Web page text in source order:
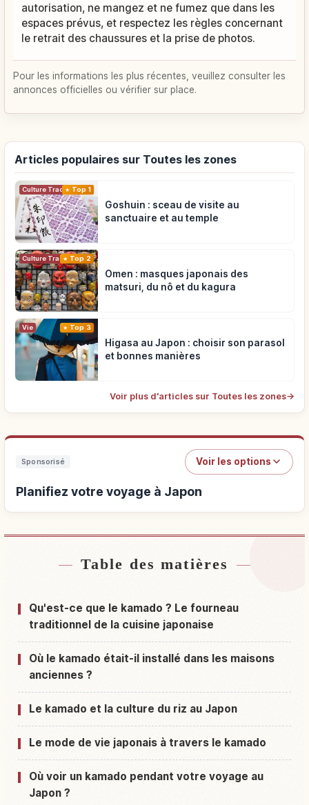
autorisation, ne mangez et ne fumez que dans les
espaces prévus, et respectez les règles concernant
le retrait des chaussures et la prise de photos.
Pour les informations les plus récentes, veuillez consulter les
annonces officielles ou vérifier sur place.
Articles populaires sur Toutes les zones
Culture Traditionnelle
Top 1
Goshuin : sceau de visite au
sanctuaire et au temple
Culture Traditionnelle
Top 2
Omen : masques japonais des
matsuri, du nô et du kagura
Vie Top 3
Higasa au Japon : choisir son parasol
et bonnes manières
Voir plus d'articles sur Toutes les zones→
Sponsorisé Voir les options
Planifiez votre voyage à Japon
Hébergements près de Japon
Activités à Japon↗
Table des matières
Qu'est-ce que le kamado ? Le fourneau
traditionnel de la cuisine japonaise
Où le kamado était-il installé dans les maisons
anciennes ?
Le kamado et la culture du riz au Japon
Le mode de vie japonais à travers le kamado
Où voir un kamado pendant votre voyage au
Japon ?